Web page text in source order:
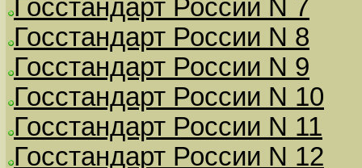
Госстандарт России N 7
Госстандарт России N 8
Госстандарт России N 9
Госстандарт России N 10
Госстандарт России N 11
Госстандарт России N 12